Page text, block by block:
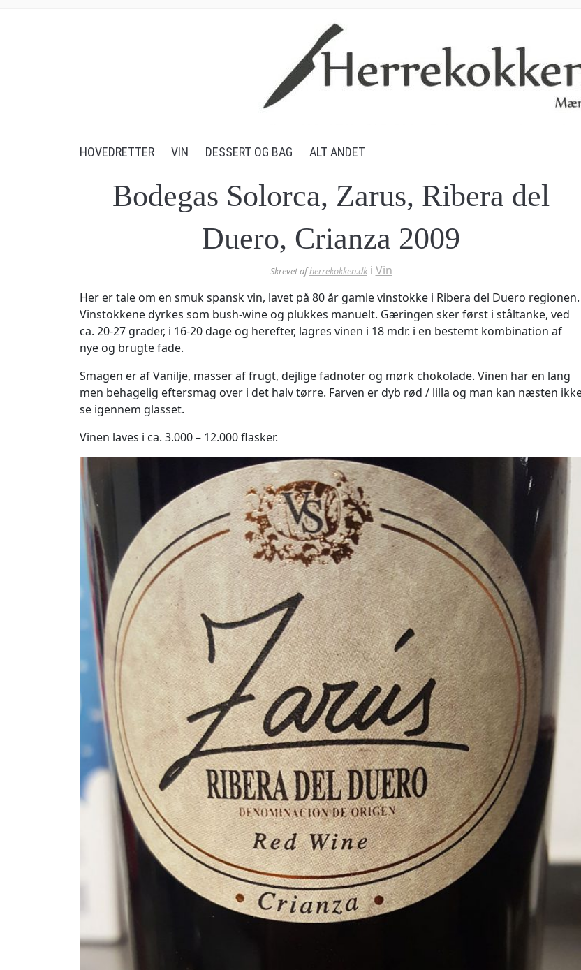
HOVEDRETTER VIN DESSERT OG BAG ALT ANDET
Bodegas Solorca, Zarus, Ribera del
Duero, Crianza 2009
Skrevet afherrekokken.dk i Vin
Her er tale om en smuk spansk vin, lavet på 80 år gamle vinstokke i Ribera del Duero regionen.
Vinstokkene dyrkes som bush-wine og plukkes manuelt. Gæringen sker først i ståltanke, ved
ca. 20-27 grader, i 16-20 dage og herefter, lagres vinen i 18 mdr. i en bestemt kombination af
nye og brugte fade.
Smagen er af Vanilje, masser af frugt, dejlige fadnoter og mørk chokolade. Vinen har en lang
men behagelig eftersmag over i det halv tørre. Farven er dyb rød / lilla og man kan næsten
se igennem glasset.
Vinen laves i ca. 3.000 – 12.000 flasker.